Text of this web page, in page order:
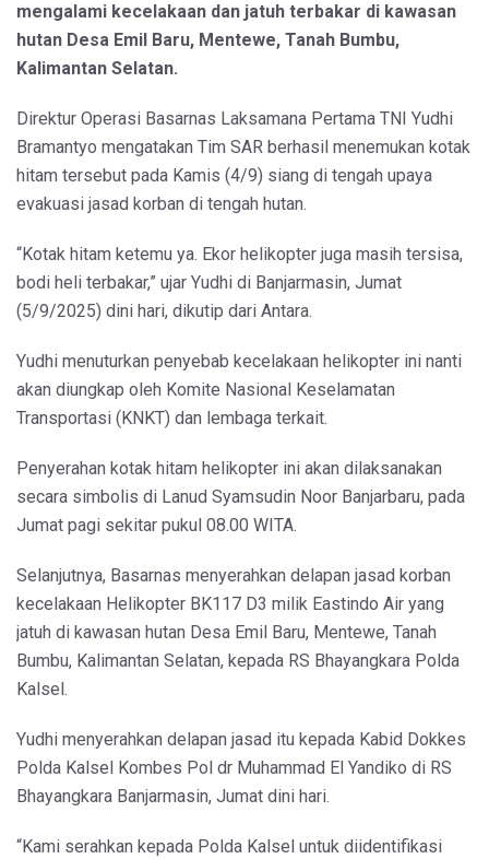
mengalami kecelakaan dan jatuh terbakar di kawasan
hutan Desa Emil Baru, Mentewe, Tanah Bumbu,
Kalimantan Selatan.
Direktur Operasi Basarnas Laksamana Pertama TNI Yudhi
Bramantyo mengatakan Tim SAR berhasil menemukan kotak
hitam tersebut pada Kamis (4/9) siang di tengah upaya
evakuasi jasad korban di tengah hutan.
“Kotak hitam ketemu ya. Ekor helikopter juga masih tersisa,
bodi heli terbakar,” ujar Yudhi di Banjarmasin, Jumat
(5/9/2025) dini hari, dikutip dari Antara.
Yudhi menuturkan penyebab kecelakaan helikopter ini nanti
akan diungkap oleh Komite Nasional Keselamatan
Transportasi (KNKT) dan lembaga terkait.
Penyerahan kotak hitam helikopter ini akan dilaksanakan
secara simbolis di Lanud Syamsudin Noor Banjarbaru, pada
Jumat pagi sekitar pukul 08.00 WITA.
Selanjutnya, Basarnas menyerahkan delapan jasad korban
kecelakaan Helikopter BK117 D3 milik Eastindo Air yang
jatuh di kawasan hutan Desa Emil Baru, Mentewe, Tanah
Bumbu, Kalimantan Selatan, kepada RS Bhayangkara Polda
Kalsel.
Yudhi menyerahkan delapan jasad itu kepada Kabid Dokkes
Polda Kalsel Kombes Pol dr Muhammad El Yandiko di RS
Bhayangkara Banjarmasin, Jumat dini hari.
“Kami serahkan kepada Polda Kalsel untuk diidentifikasi